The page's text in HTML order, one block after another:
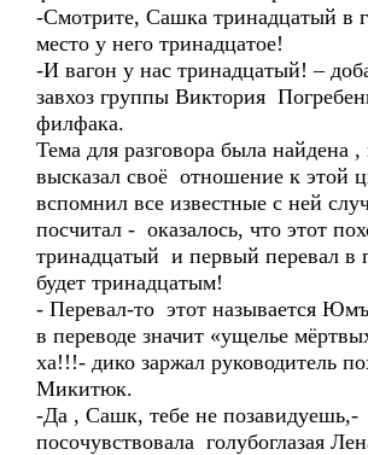
-Смотрите, Сашка тринадцатый в
место у него тринадцатое!
-И вагон у нас тринадцатый! –
завхоз группы Виктория
филфака.
Тема для разговора была найдена
высказал своё отношение к этой
вспомнил все известные с ней
посчитал - оказалось, что этот
тринадцатый и первый перевал в
будет тринадцатым!
- Перевал-то этот называется
в переводе значит «ущелье
ха!!!- дико заржал руководитель
Микитюк.
-Да , Сашк, тебе не позавидуешь,-
посочувствовала голубоглазая